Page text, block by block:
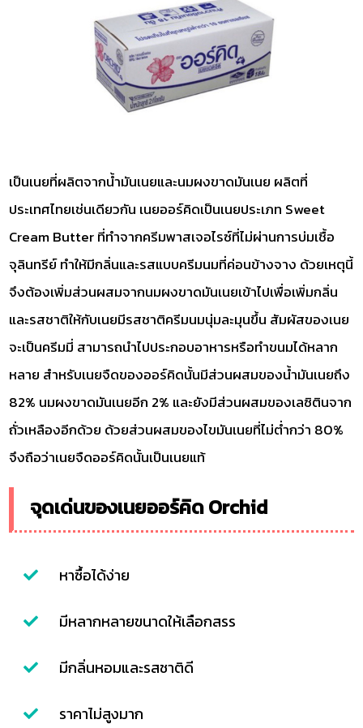
เป็นเนยที่ผลิตจากน้ำมันเนยและนมผงขาดมันเนย ผลิตที่
ประเทศไทยเช่นเดียวกัน เนยออร์คิดเป็นเนยประเภท Sweet
Cream Butter ที่ทำจากครีมพาสเจอไรซ์ที่ไม่ผ่านการบ่มเชื้อ
จุลินทรีย์ ทำให้มีกลิ่นและรสแบบครีมนมที่ค่อนข้างจาง ด้วยเหตุนี้
จึงต้องเพิ่มส่วนผสมจากนมผงขาดมันเนยเข้าไปเพื่อเพิ่มกลิ่น
และรสชาติให้กับเนยมีรสชาติครีมนมนุ่มละมุนขึ้น สัมผัสของเนย
จะเป็นครีมมี่ สามารถนำไปประกอบอาหารหรือทำขนมได้หลาก
หลาย สำหรับเนยจืดของออร์คิดนั้นมีส่วนผสมของน้ำมันเนยถึง
82% นมผงขาดมันเนยอีก 2% และยังมีส่วนผสมของเลซิตินจาก
ถั่วเหลืองอีกด้วย ด้วยส่วนผสมของไขมันเนยที่ไม่ต่ำกว่า 80%
จึงถือว่าเนยจืดออร์คิดนั้นเป็นเนยแท้
จุดเด่นของเนยออร์คิด Orchid
หาซื้อได้ง่าย
มีหลากหลายขนาดให้เลือกสรร
มีกลิ่นหอมและรสชาติดี
ราคาไม่สูงมาก